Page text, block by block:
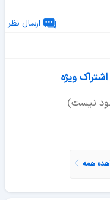
ارسال نظر
اشتراک ویژه
نیست)
همه